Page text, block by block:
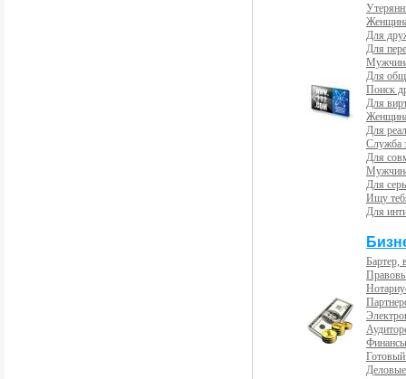
Для
Для
Для
Поиск
Для
Для
Служба
Для
Для
Ищу
Для
Бартер,
Готовый